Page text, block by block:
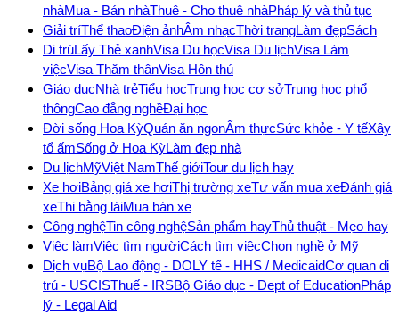
nhàMua - Bán nhàThuê - Cho thuê nhàPháp lý và thủ tục
Giải tríThể thaoĐiện ảnhÂm nhạcThời trangLàm đẹpSách
Di trúLấy Thẻ xanhVisa Du họcVisa Du lịchVisa Làm
việcVisa Thăm thânVisa Hôn thú
Giáo dụcNhà trẻTiểu họcTrung học cơ sởTrung học phổ
thôngCao đẳng nghềĐại học
Đời sống Hoa KỳQuán ăn ngonẨm thựcSức khỏe - Y tếXây
tổ ấmSống ở Hoa KỳLàm đẹp nhà
Du lịchMỹViệt NamThế giớiTour du lịch hay
Xe hơiBảng giá xe hơiThị trường xeTư vấn mua xeĐánh giá
xeThi bằng láiMua bán xe
Công nghệTin công nghệSản phẩm hayThủ thuật - Mẹo hay
Việc làmViệc tìm ngườiCách tìm việcChọn nghề ở Mỹ
Dịch vụBộ Lao động - DOLY tế - HHS / MedicaidCơ quan di
trú - USCISThuế - IRSBộ Giáo dục - Dept of EducationPháp
lý - Legal Aid